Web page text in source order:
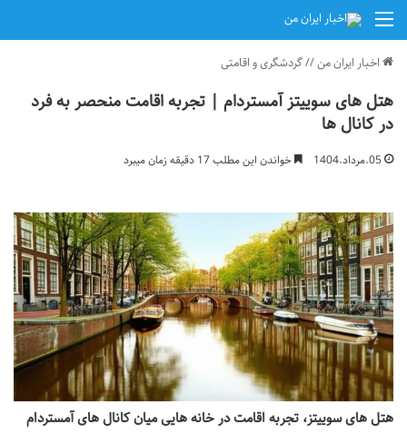
منو
اخبار ایران من//گردشگری و اقامتی
هتل های سوییتز آمستردام | تجربه اقامت منحصر به فرد
در کانال ها
05.مرداد.1404 خواندن این مطلب 17 دقیقه زمان میبرد
هتل های سوییتز، تجربه اقامت در خانه هایی میان کانال های آمستردام